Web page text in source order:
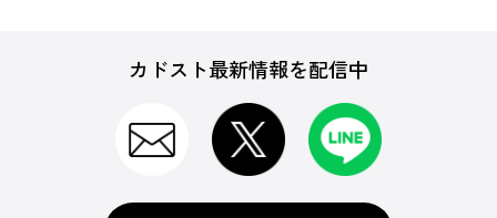
カドスト最新情報を配信中